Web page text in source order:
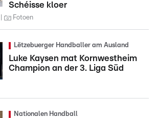
Schéisse kloer
Fotoen
Lëtzebuerger Handballer am Ausland
Luke Kaysen mat Kornwestheim
Champion an der 3. Liga Süd
Nationalen Handball